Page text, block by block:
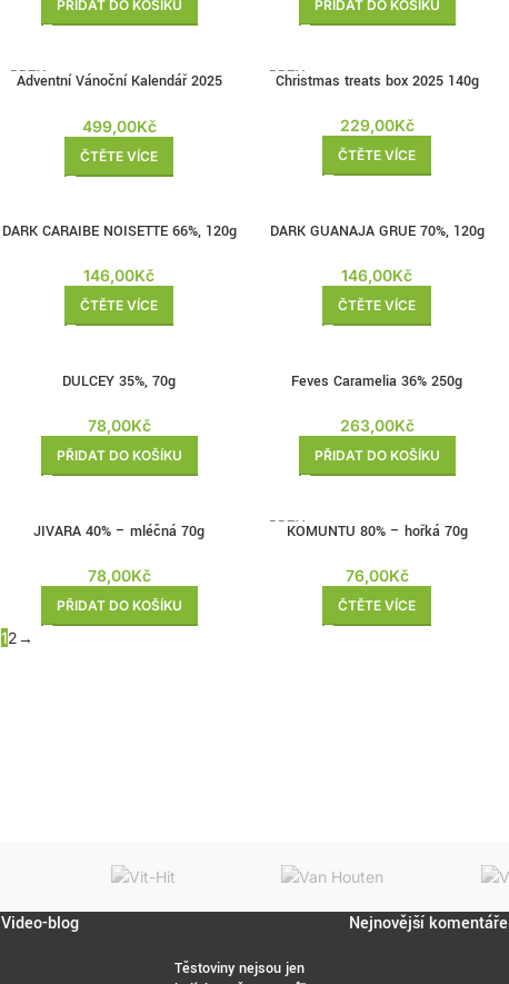
PŘIDAT DO KOŠÍKU PŘIDAT DO KOŠÍKU
BRZY
ZPĚT
Adventní Vánoční Kalendář 2025
499,00Kč
ČTĚTE VÍCE
BRZY
ZPĚT
Christmas treats box 2025 140g
229,00Kč
ČTĚTE VÍCE
BRZY
ZPĚT
DARK CARAIBE NOISETTE 66%, 120g
146,00Kč
ČTĚTE VÍCE
BRZY
ZPĚT
DARK GUANAJA GRUE 70%, 120g
146,00Kč
ČTĚTE VÍCE
DULCEY 35%, 70g
78,00Kč
PŘIDAT DO KOŠÍKU
Feves Caramelia 36% 250g
263,00Kč
PŘIDAT DO KOŠÍKU
JIVARA 40% – mléčná 70g
78,00Kč
PŘIDAT DO KOŠÍKU
BRZY
ZPĚT
KOMUNTU 80% – hořká 70g
76,00Kč
ČTĚTE VÍCE
12→
Video-blog
Těstoviny nejsou jen
Nejnovější komentáře